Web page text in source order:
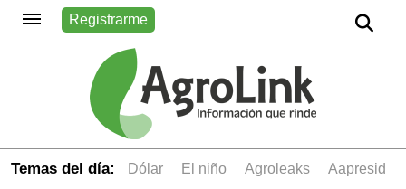
Registrarme
Temas del día: dólar el niño Agroleaks
aapresid